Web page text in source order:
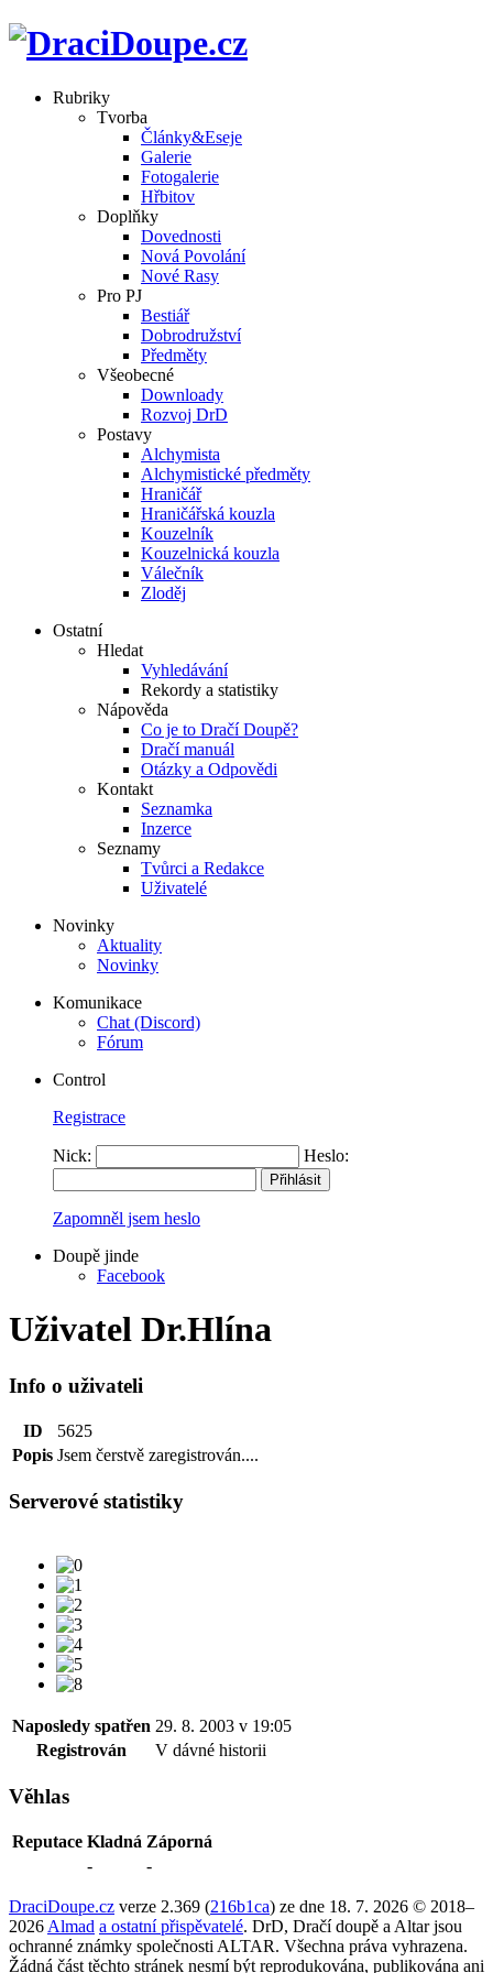
Rubriky
Tvorba
Články&Eseje
Galerie
Fotogalerie
Hřbitov
Doplňky
Dovednosti
Nová Povolání
Nové Rasy
Pro PJ
Bestiář
Dobrodružství
Předměty
Všeobecné
Downloady
Rozvoj DrD
Postavy
Alchymista
Alchymistické předměty
Hraničář
Hraničářská kouzla
Kouzelník
Kouzelnická kouzla
Válečník
Zloděj
Ostatní
Hledat
Vyhledávání
Rekordy a statistiky
Nápověda
Co je to Dračí Doupě?
Dračí manuál
Otázky a Odpovědi
Kontakt
Seznamka
Inzerce
Seznamy
Tvůrci a Redakce
Uživatelé
Novinky
Aktuality
Novinky
Komunikace
Chat (Discord)
Fórum
Control
Registrace
Nick: Heslo:
Zapomněl jsem heslo
Doupě jinde
Facebook
Uživatel Dr.Hlína
Info o uživateli
ID
5625
Popis Jsem čerstvě zaregistrován....
Serverové statistiky
Naposledy spatřen 29. 8. 2003 v 19:05
Registrován
V dávné historii
Věhlas
Reputace Kladná Záporná
-
-
DraciDoupe.cz verze 2.369 (216b1ca) ze dne 18. 7. 2026 © 2018–
2026 Almad a ostatní přispěvatelé. DrD, Dračí doupě a Altar jsou
ochranné známky společnosti ALTAR. Všechna práva vyhrazena.
Žádná část těchto stránek nesmí být reprodukována, publikována ani